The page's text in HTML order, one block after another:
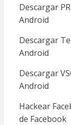
Descargar
Android
Descargar
Android
Descargar
Android
Hackear
de Facebook